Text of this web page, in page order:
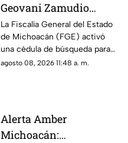
Geovani Zamudio
Villaseñor, joven de 18
años desaparecido en
Morelia
La Fiscalía General del Estado
de Michoacán (FGE) activó
una cédula de búsqueda para
dar con el paradero de Marvin
de 2026 en la capital
michoacana.
agosto 08, 2026 11:48 a. m.
Alerta Amber
Michoacán: